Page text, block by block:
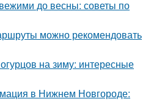
до весны: советы по
можно рекомендовать
на зиму: интересные
в Нижнем Новгороде: